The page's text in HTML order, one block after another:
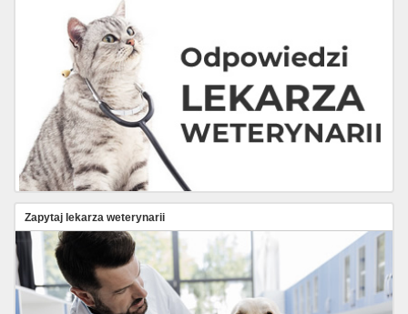
Zapytaj lekarza weterynarii